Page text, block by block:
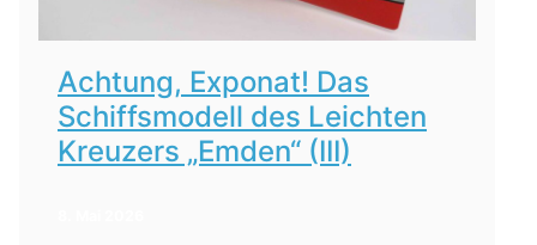
Achtung, Exponat! Das
Schiffsmodell des Leichten
Kreuzers „Emden“ (III)